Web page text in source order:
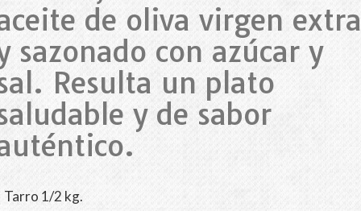
de oliva virgen extra
sazonado con azúcar y
Resulta un plato
y de sabor
Tarro 1/2 kg.